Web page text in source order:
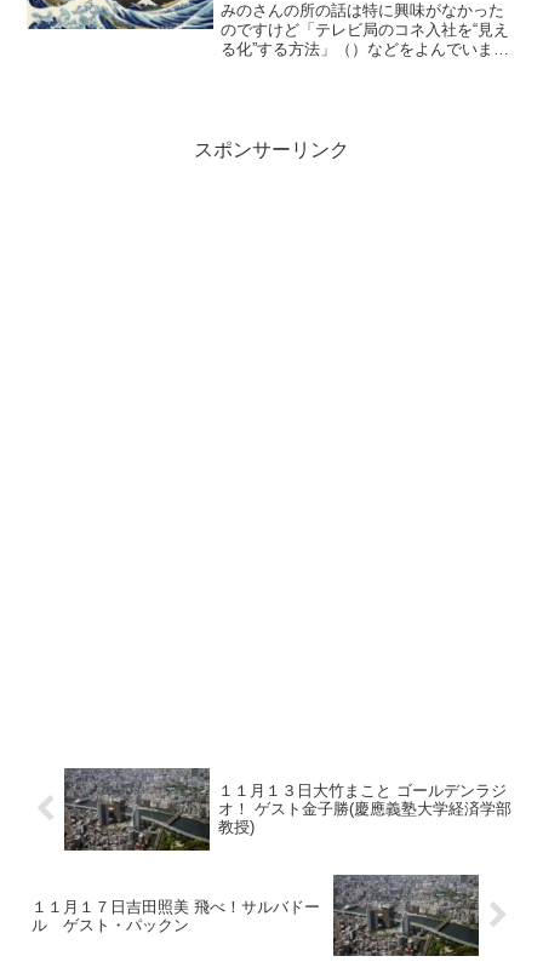
みのさんの所の話は特に興味がなかった
のですけど「テレビ局のコネ入社を“見え
る化”する方法」（）などをよんでいます
スポンサーリンク
１１月１３日大竹まこと ゴールデンラジ
オ！ ゲスト金子勝(慶應義塾大学経済学部
教授)
１１月１７日吉田照美 飛べ！サルバドー
ル ゲスト・パックン